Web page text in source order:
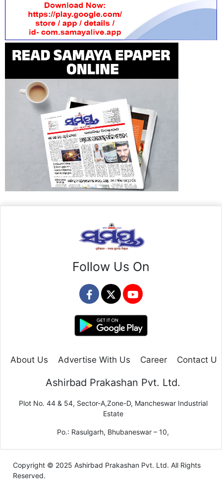
Follow Us On
About Us Advertise With Us Career Contact Us
Ashirbad Prakashan Pvt. Ltd.
Plot No. 44 & 54, Sector-A,Zone-D, Mancheswar Industrial
Estate
Po.: Rasulgarh, Bhubaneswar – 10,
Copyright © 2025 Ashirbad Prakashan Pvt. Ltd. All Rights
Reserved.